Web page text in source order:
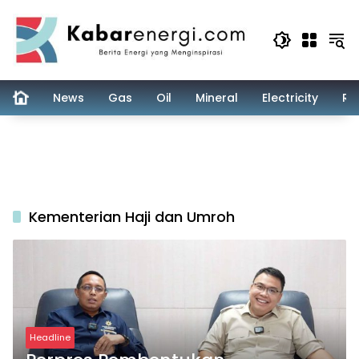
content
News Gas Oil Mineral Electricity
Kementerian Haji dan Umroh
Headline